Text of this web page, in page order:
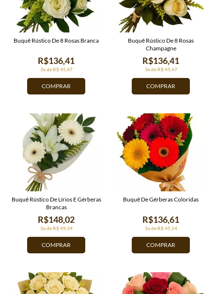
COMPRAR
3x de R$ 45,47
R$136,41
Buquê Rústico De 8 Rosas Branca
COMPRAR
3x de R$ 45,47
R$136,41
Buquê Rústico De 8 Rosas
Champagne
COMPRAR
3x de R$ 49,34
R$148,02
Buquê Rústico De Lírios E Gérberas
Brancas
COMPRAR
3x de R$ 45,54
R$136,61
Buquê De Gérberas Coloridas